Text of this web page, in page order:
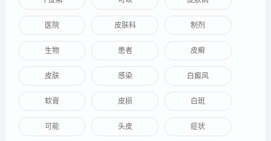
医院 皮肤科 制剂
生物 患者 皮癣
皮肤 感染 白癜风
软膏 皮损 白斑
可能 头皮 症状